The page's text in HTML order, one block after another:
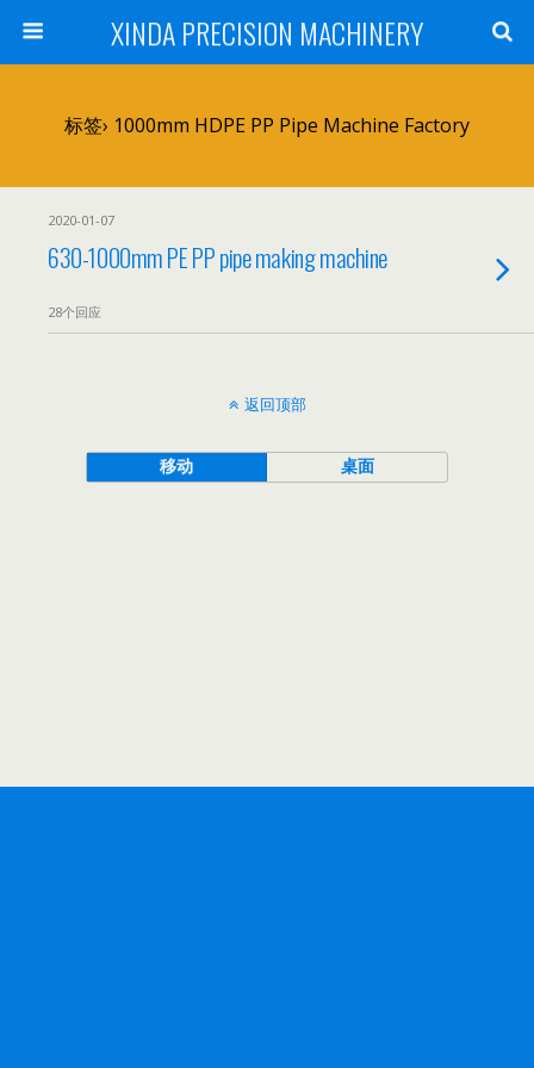
XINDA PRECISION MACHINERY
标签› 1000mm HDPE PP Pipe Machine Factory
2020-01-07
630-1000mm PE PP pipe making machine
28个回应
返回顶部
移动 桌面